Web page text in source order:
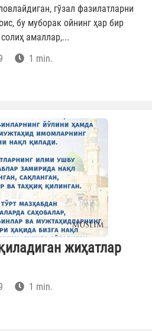
гўзал фазилатларни
бу муборак ойнинг ҳар бир
амаллар,...
1 min.
жиҳатлар
1 min.